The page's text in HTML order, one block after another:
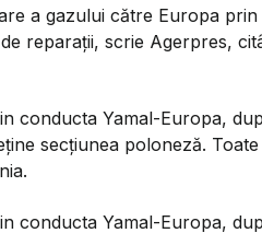
a gazului către Europa prin
reparații, scrie Agerpres,
conducta Yamal-Europa,
secțiunea poloneză. Toate
conducta Yamal-Europa,